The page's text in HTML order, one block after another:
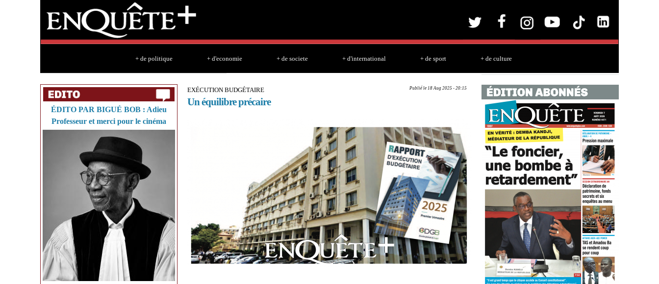
+ de politique + d'economie + de societe + d'international + de sport + de culture
ÉDITO PAR BIGUÉ BOB : Adieu
Professeur et merci pour le cinéma
Publié le 18 Aug 2025 - 20:15
EXÉCUTION BUDGÉTAIRE
Un équilibre précaire